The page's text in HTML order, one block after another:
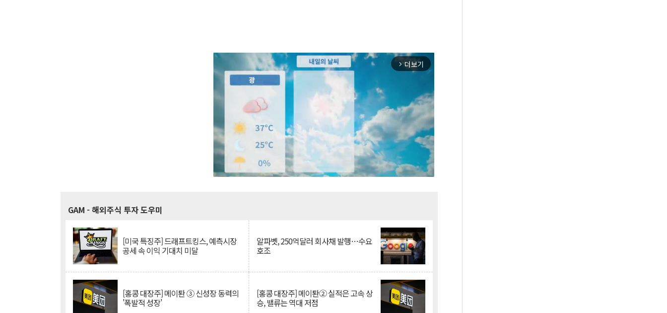
arrow_forward_ios 더보기
GAM - 해외주식 투자 도우미
[미국 특징주] 드래프트킹스, 예측시장
공세 속 이익 기대치 미달
알파벳, 250억달러 회사채 발행…수요
호조
[홍콩 대장주] 메이퇀 ③ 신성장 동력의
'폭발적 성장'
[홍콩 대장주] 메이퇀② 실적은 고속 상
승, 밸류는 역대 저점